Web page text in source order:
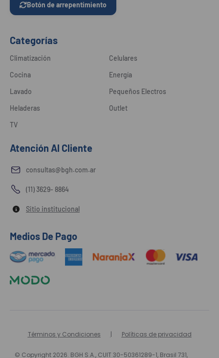
Botón de arrepentimiento
Categorías
Climatización
Cocina
Lavado
Heladeras
TV
Celulares
Energía
Pequeños Electros
Outlet
Atención Al Cliente
consultas@bgh.com.ar
(11) 3629- 8864
Sitio institucional
Medios De Pago
Términos y Condiciones Políticas de privacidad
© Copyright 2026. BGH S.A., CUIT 30-50361289-1, Brasil 731,